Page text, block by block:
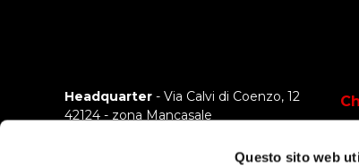
Questo sito web
Headquarter - Via Calvi di Coenzo, 12
42124 - zona Mancasale